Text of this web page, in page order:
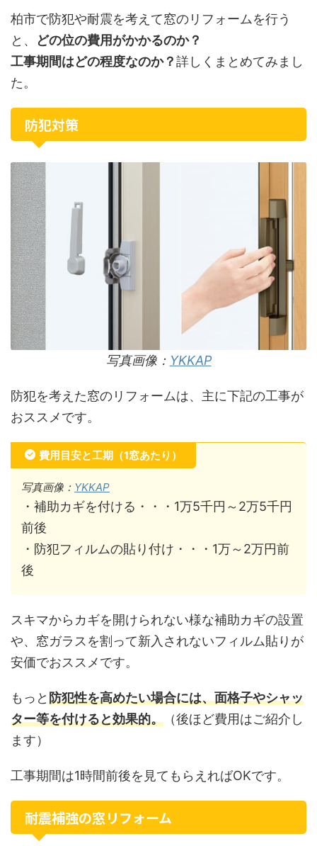
柏市で防犯や耐震を考えて窓のリフォームを行う
と、
どの位の費用がかかるのか？
工事期間はどの程度なのか？詳しくまとめてみまし
た。
防犯対策
写真画像： YKKAP
防犯を考えた窓のリフォームは、主に下記の工事が
おススメです。
費用目安と工期（1窓あたり）
写真画像： YKKAP
・補助カギを付ける・・・1万5千円～2万5千円
前後
・防犯フィルムの貼り付け・・・1万～2万円前
後
スキマからカギを開けられない様な補助カギの設置
や、窓ガラスを割って新入されないフィルム貼りが
安価でおススメです。
もっと防犯性を高めたい場合には、面格子やシャッ
ター等を付けると効果的。 （後ほど費用はご紹介し
ます）
工事期間は1時間前後を見てもらえればOKです。
耐震補強の窓リフォーム